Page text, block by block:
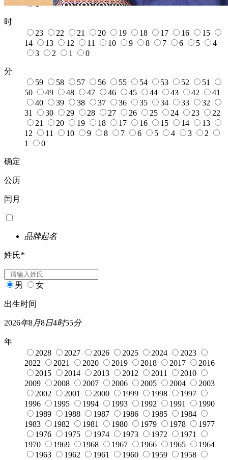
1
时
23
22 21 20 19 18 17 16
15
14
13 12 11 10 9 8 7 6 5
4
3
2 1 0
分
59
58 57 56 55 54 53 52
51
50
49 48 47 46 45 44 43 42
41
40
39 38 37 36 35 34 33
32
31
30 29 28 27 26 25 24 23
22
21
20 19 18 17 16 15 14
13
12
11 10 9 8 7 6 5 4 3
2
1
0
确定
公历
闰月
品牌起名
姓氏*
男 女
出生时间
2026年8月8日4时55分
年
2028
2027 2026 2025 2024
2023
2022
2021 2020 2019 2018 2017
2016
2015
2014 2013 2012 2011
2010
2009
2008 2007 2006 2005 2004
2003
2002
2001 2000 1999 1998
1997
1996
1995 1994 1993 1992 1991
1990
1989
1988 1987 1986 1985
1984
1983
1982 1981 1980 1979 1978
1977
1976
1975 1974 1973 1972
1971
1970
1969 1968 1967 1966 1965
1964
1963
1962 1961 1960 1959
1958